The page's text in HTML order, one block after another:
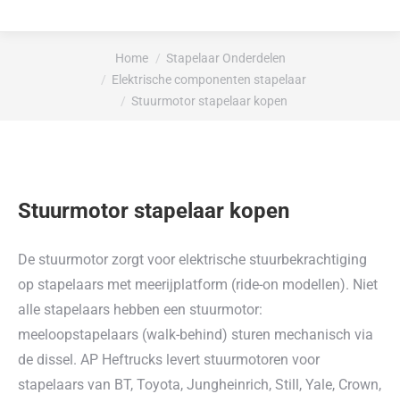
Home
Stapelaar Onderdelen
Elektrische componenten stapelaar
Stuurmotor stapelaar kopen
Stuurmotor stapelaar kopen
De stuurmotor zorgt voor elektrische stuurbekrachtiging
op stapelaars met meerijplatform (ride-on modellen). Niet
alle stapelaars hebben een stuurmotor:
meeloopstapelaars (walk-behind) sturen mechanisch via
de dissel. AP Heftrucks levert stuurmotoren voor
stapelaars van BT, Toyota, Jungheinrich, Still, Yale, Crown,